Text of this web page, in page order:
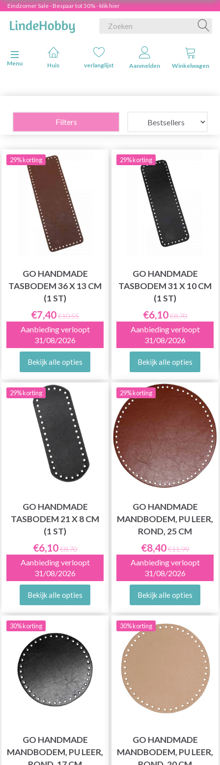
Eindzomer Sale - Bespaar tot 50% - klik hier
Navigatie in-/uitschakelen
Menu
Huis verlanglijst Aanmelden Winkelwagen
Filters
29% korting
GO HANDMADE
TASBODEM 36 X 13 CM
(1 ST)
€7,40€10,55
Aanbieding verloopt
31/08/2026
Bekijk alle opties
29% korting
GO HANDMADE
TASBODEM 31 X 10 CM
(1 ST)
€6,10€8,70
Aanbieding verloopt
31/08/2026
Bekijk alle opties
29% korting
GO HANDMADE
TASBODEM 21 X 8 CM
(1 ST)
€6,10€8,70
Aanbieding verloopt
31/08/2026
Bekijk alle opties
29% korting
GO HANDMADE
MANDBODEM, PU LEER,
ROND, 25 CM
€8,40€11,99
Aanbieding verloopt
31/08/2026
Bekijk alle opties
30% korting
GO HANDMADE
MANDBODEM, PU LEER,
30% korting
GO HANDMADE
MANDBODEM, PU LEER,